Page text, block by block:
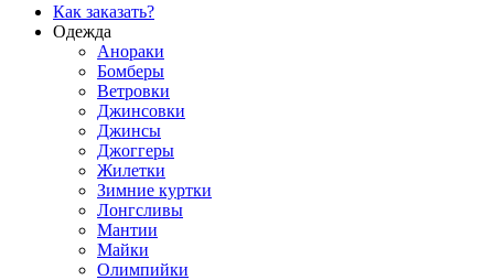
Как заказать?
Одежда
Анораки
Бомберы
Ветровки
Джинсовки
Джинсы
Джоггеры
Жилетки
Зимние куртки
Лонгсливы
Мантии
Майки
Олимпийки